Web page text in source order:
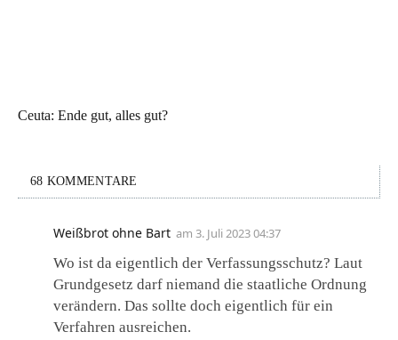
Ceuta: Ende gut, alles gut?
68 KOMMENTARE
Weißbrot ohne Bart am 3. Juli 2023 04:37
Wo ist da eigentlich der Verfassungsschutz? Laut
Grundgesetz darf niemand die staatliche Ordnung
verändern. Das sollte doch eigentlich für ein
Verfahren ausreichen.